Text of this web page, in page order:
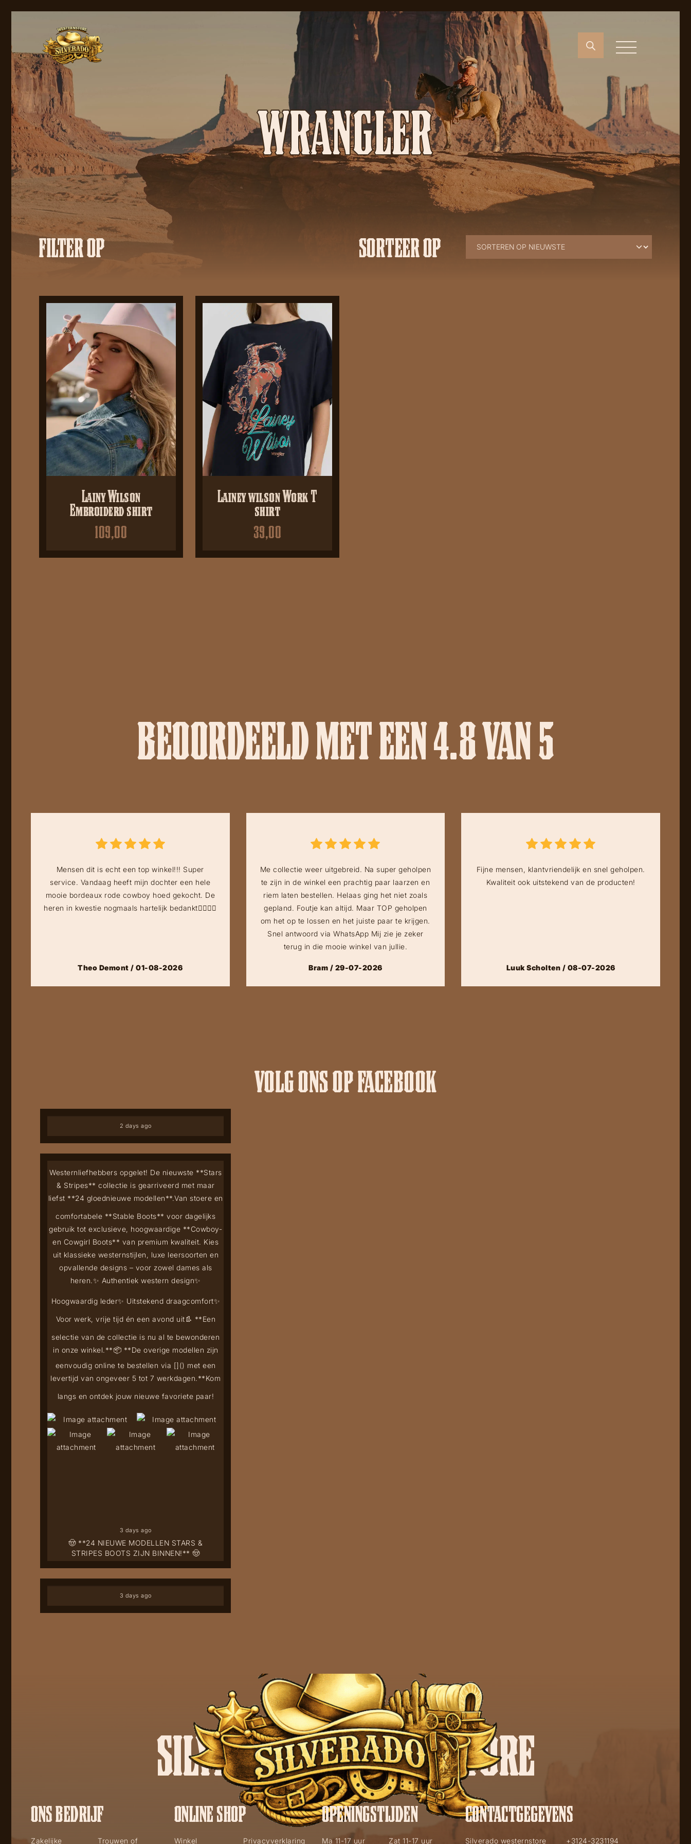
WRANGLER
FILTER OP SORTEER OP
Lainy Wilson
Embroiderd shirt
109,00
Lainey wilson Work T
shirt
39,00
BEOORDEELD MET EEN 4.8 VAN 5
Mensen dit is echt een top winkel!!! Super
service. Vandaag heeft mijn dochter een hele
mooie bordeaux rode cowboy hoed gekocht. De
heren in kwestie nogmaals hartelijk bedankt👍🏻👍🏻
Theo Demont / 01-08-2026
Me collectie weer uitgebreid. Na super geholpen
te zijn in de winkel een prachtig paar laarzen en
riem laten bestellen. Helaas ging het niet zoals
gepland. Foutje kan altijd. Maar TOP geholpen
om het op te lossen en het juiste paar te krijgen.
Snel antwoord via WhatsApp Mij zie je zeker
terug in die mooie winkel van jullie.
Bram / 29-07-2026
Fijne mensen, klantvriendelijk en snel geholpen.
Kwaliteit ook uitstekend van de producten!
Luuk Scholten / 08-07-2026
VOLG ONS OP FACEBOOK
2 days ago
🤠 **24 NIEUWE MODELLEN STARS &
STRIPES BOOTS ZIJN BINNEN!** 🤠
Westernliefhebbers opgelet! De nieuwste **Stars
& Stripes** collectie is gearriveerd met maar
liefst **24 gloednieuwe modellen**.Van stoere en
comfortabele **Stable Boots** voor dagelijks
gebruik tot exclusieve, hoogwaardige **Cowboy-
en Cowgirl Boots** van premium kwaliteit. Kies
uit klassieke westernstijlen, luxe leersoorten en
opvallende designs – voor zowel dames als
heren.✨ Authentiek western design✨
Hoogwaardig leder✨ Uitstekend draagcomfort✨
Voor werk, vrije tijd én een avond uit👢 **Een
selectie van de collectie is nu al te bewonderen
in onze winkel.**📦 **De overige modellen zijn
eenvoudig online te bestellen via []() met een
levertijd van ongeveer 5 tot 7 werkdagen.**Kom
langs en ontdek jouw nieuwe favoriete paar!
3 days ago
3 days ago
SILVERADO WESTERNSTORE
ONS BEDRIJF
Zakelijke Trouwen of
ONLINE SHOP
Winkel Privacyverklaring
OPENINGSTIJDEN
Ma 11-17 uur Zat 11-17 uur
CONTACTGEGEVENS
Silverado westernstore +3124-3231194